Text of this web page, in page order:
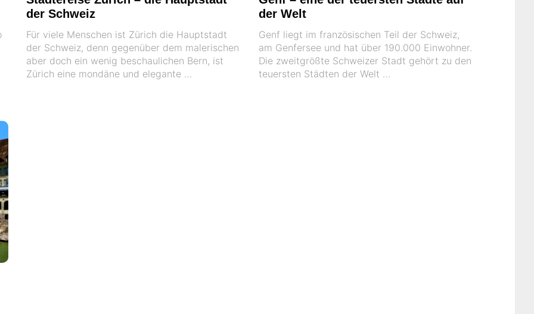
der Schweiz
Für viele Menschen ist Zürich die Hauptstadt
der Schweiz, denn gegenüber dem malerischen
aber doch ein wenig beschaulichen Bern, ist
Zürich eine mondäne und elegante …
der Welt
Genf liegt im französischen Teil der Schweiz,
am Genfersee und hat über 190.000 Einwohner.
Die zweitgrößte Schweizer Stadt gehört zu den
teuersten Städten der Welt …